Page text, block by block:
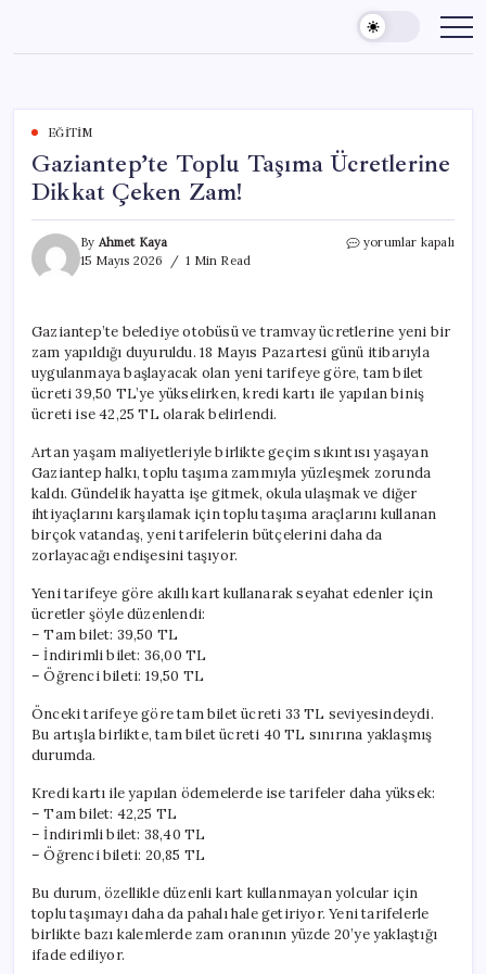
content
EĞITIM
Gaziantep’te Toplu Taşıma Ücretlerine
Dikkat Çeken Zam!
By Ahmet Kaya
15 Mayıs 2026
1 Min Read
Gaziantep’te
Çeken
Zam!
için
yorumlar kapalı
Gaziantep’te belediye otobüsü ve tramvay ücretlerine yeni bir
zam yapıldığı duyuruldu. 18 Mayıs Pazartesi günü itibarıyla
uygulanmaya başlayacak olan yeni tarifeye göre, tam bilet
ücreti 39,50 TL’ye yükselirken, kredi kartı ile yapılan biniş
ücreti ise 42,25 TL olarak belirlendi.
Artan yaşam maliyetleriyle birlikte geçim sıkıntısı yaşayan
Gaziantep halkı, toplu taşıma zammıyla yüzleşmek zorunda
kaldı. Gündelik hayatta işe gitmek, okula ulaşmak ve diğer
ihtiyaçlarını karşılamak için toplu taşıma araçlarını kullanan
birçok vatandaş, yeni tarifelerin bütçelerini daha da
zorlayacağı endişesini taşıyor.
Yeni tarifeye göre akıllı kart kullanarak seyahat edenler için
ücretler şöyle düzenlendi:
– Tam bilet: 39,50 TL
– İndirimli bilet: 36,00 TL
– Öğrenci bileti: 19,50 TL
Önceki tarifeye göre tam bilet ücreti 33 TL seviyesindeydi.
Bu artışla birlikte, tam bilet ücreti 40 TL sınırına yaklaşmış
durumda.
Kredi kartı ile yapılan ödemelerde ise tarifeler daha yüksek:
– Tam bilet: 42,25 TL
– İndirimli bilet: 38,40 TL
– Öğrenci bileti: 20,85 TL
Bu durum, özellikle düzenli kart kullanmayan yolcular için
toplu taşımayı daha da pahalı hale getiriyor. Yeni tarifelerle
birlikte bazı kalemlerde zam oranının yüzde 20’ye yaklaştığı
ifade ediliyor.